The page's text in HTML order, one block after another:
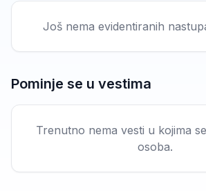
Još nema evidentiranih
Pominje se u vestima
Trenutno nema vesti u kojima
osoba.